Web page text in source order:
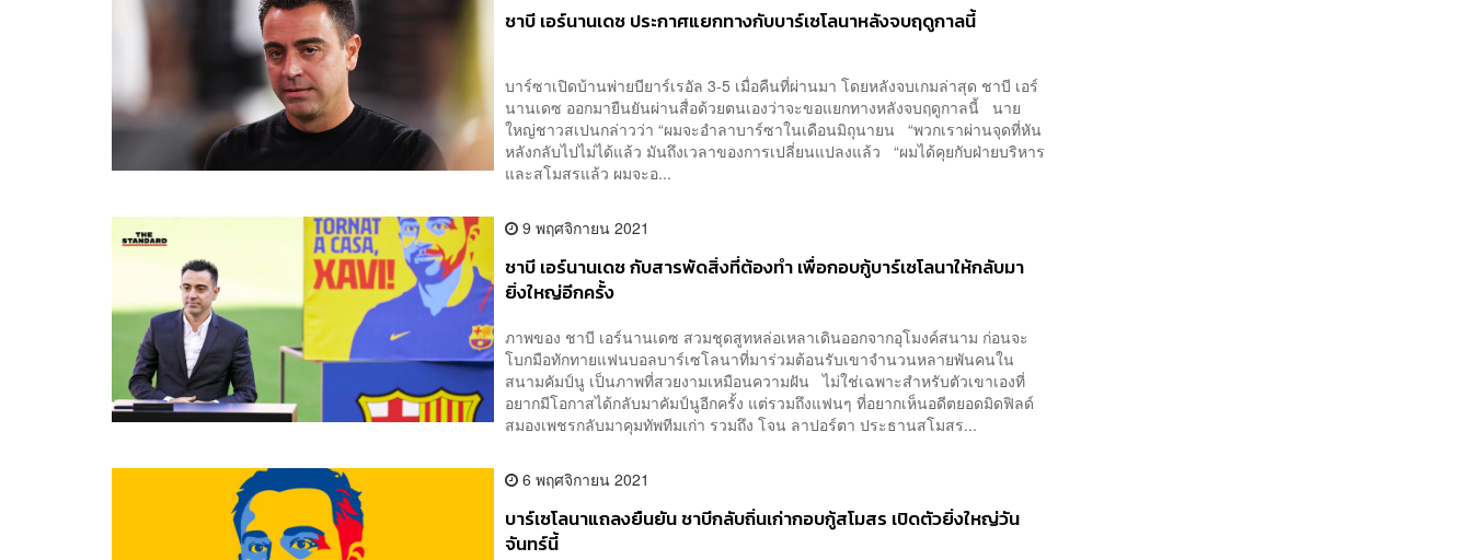
ชาบี เอร์นานเดซ ประกาศแยกทางกับบาร์เซโลนาหลังจบฤดูกาลนี้
บาร์ซาเปิดบ้านพ่ายบียาร์เรอัล 3-5 เมื่อคืนที่ผ่านมา โดยหลังจบเกมล่าสุด ชาบี เอร์
นานเดซ ออกมายืนยันผ่านสื่อด้วยตนเองว่าจะขอแยกทางหลังจบฤดูกาลนี้ นาย
ใหญ่ชาวสเปนกล่าวว่า “ผมจะอำลาบาร์ซาในเดือนมิถุนายน “พวกเราผ่านจุดที่หัน
หลังกลับไปไม่ได้แล้ว มันถึงเวลาของการเปลี่ยนแปลงแล้ว “ผมได้คุยกับฝ่ายบริหาร
และสโมสรแล้ว ผมจะอ...
9 พฤศจิกายน 2021
ชาบี เอร์นานเดซ กับสารพัดสิ่งที่ต้องทำ เพื่อกอบกู้บาร์เซโลนาให้กลับมา
ยิ่งใหญ่อีกครั้ง
ภาพของ ชาบี เอร์นานเดซ สวมชุดสูทหล่อเหลาเดินออกจากอุโมงค์สนาม ก่อนจะ
โบกมือทักทายแฟนบอลบาร์เซโลนาที่มาร่วมต้อนรับเขาจำนวนหลายพันคนใน
สนามคัมป์นู เป็นภาพที่สวยงามเหมือนความฝัน ไม่ใช่เฉพาะสำหรับตัวเขาเองที่
อยากมีโอกาสได้กลับมาคัมป์นูอีกครั้ง แต่รวมถึงแฟนๆ ที่อยากเห็นอดีตยอดมิดฟิลด์
สมองเพชรกลับมาคุมทัพทีมเก่า รวมถึง โจน ลาปอร์ตา ประธานสโมสร...
6 พฤศจิกายน 2021
บาร์เซโลนาแถลงยืนยัน ชาบีกลับถิ่นเก่ากอบกู้สโมสร เปิดตัวยิ่งใหญ่วัน
จันทร์นี้